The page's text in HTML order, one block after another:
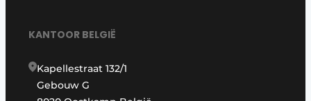
KANTOOR BELGIË
Kapellestraat 132/1
Gebouw G